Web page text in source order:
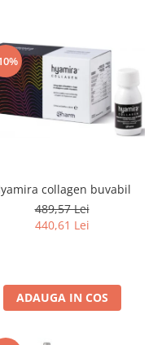
collagen buvabil
489,57 Lei
440,61 Lei
ADAUGA IN COS